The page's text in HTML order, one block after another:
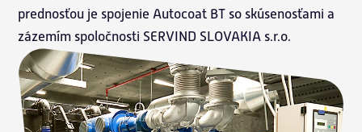
prednosťou je spojenie Autocoat BT so skúsenosťami a
zázemím spoločnosti SERVIND SLOVAKIA s.r.o.